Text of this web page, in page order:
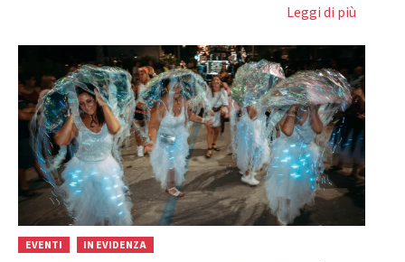
Leggi di più
EVENTI IN EVIDENZA